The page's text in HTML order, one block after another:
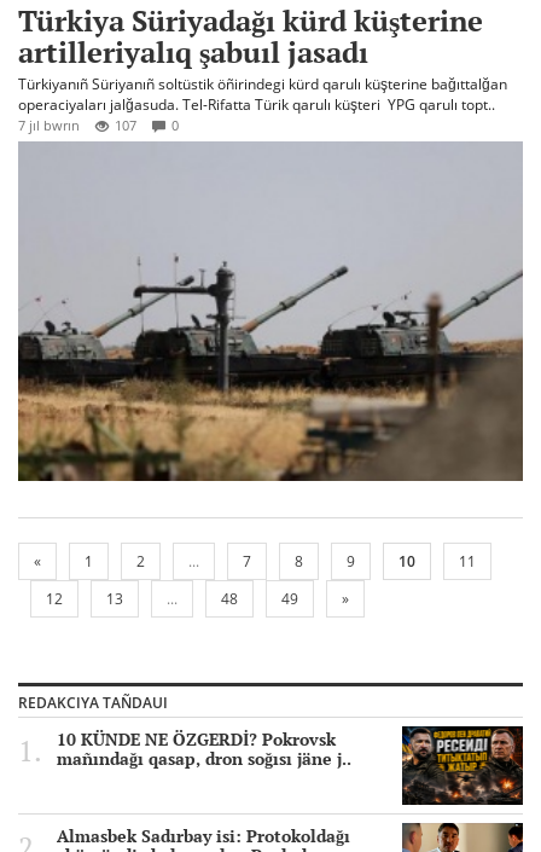
Türkiya Süriyadağı kürd küşterine
artilleriyalıq şabuıl jasadı
Türkiyanıñ Süriyanıñ soltüstik öñirindegi kürd qarulı küşterine bağıttalğan
operaciyaları jalğasuda. Tel-Rifatta Türik qarulı küşteri YPG qarulı topt..
7 jıl bwrın 107 0
« 1 2 ... 7 8 9 10
11
12
13 ... 48 49 »
REDAKCIYA TAÑDAUI
10 KÜNDE NE ÖZGERDİ? Pokrovsk
mañındağı qasap, dron soğısı jäne j..
Almasbek Sadırbay isi: Protokoldağı